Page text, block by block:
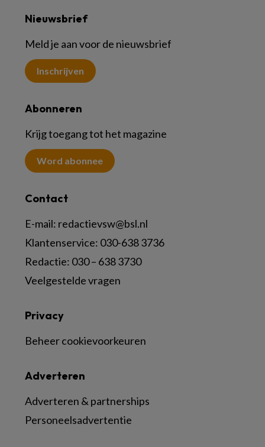
Nieuwsbrief
Meld je aan voor de nieuwsbrief
Inschrijven
Abonneren
Krijg toegang tot het magazine
Word abonnee
Contact
E-mail: redactievsw@bsl.nl
Klantenservice: 030-638 3736
Redactie: 030 – 638 3730
Veelgestelde vragen
Adverteren
Adverteren & partnerships
Personeelsadvertentie
Privacy
Beheer cookievoorkeuren